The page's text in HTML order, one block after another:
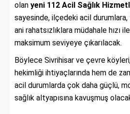
olan yeni 112 Acil Sağlık
sayesinde, ilçedeki acil
ani rahatsızlıklara müdahale hızı
maksimum seviyeye çıkarılacak.
Böylece Sivrihisar ve çevre
hekimliği ihtiyaçlarında hem de
acil durumlarda çok daha güçlü,
sağlık altyapısına kavuşmuş